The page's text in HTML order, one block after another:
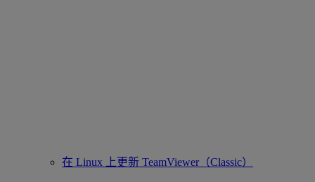
在 Linux 上更新 TeamViewer（Classic）